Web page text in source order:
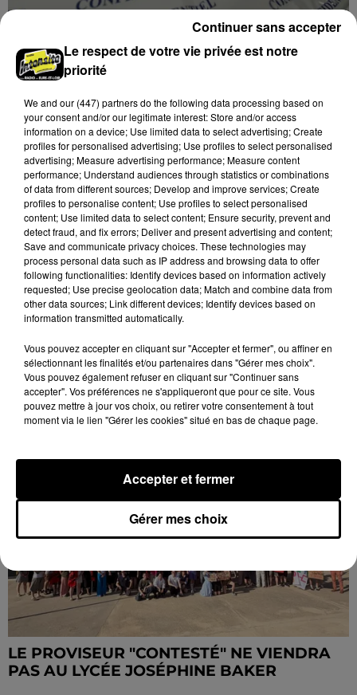
86,7 % DES 4 468 CANDIDATS EURÉLIENS
DÉCROCHENT LEUR BAC
🔊 26 MILLIONS D'EUROS POUR RÉNOVER
LE COLLÈGE LE PLUS VÉTUSTE...
LE PROVISEUR "CONTESTÉ" NE VIENDRA
PAS AU LYCÉE JOSÉPHINE BAKER
Le respect de votre vie privée est notre
priorité
We and our (447) partnersdo the following data processing based on
your consent and/or our legitimate interest: Store and/or access
information on a device; Use limited data to select advertising; Create
profiles for personalised advertising; Use profiles to select personalised
advertising; Measure advertising performance; Measure content
performance; Understand audiences through statistics or combinations
of data from different sources; Develop and improve services; Create
profiles to personalise content; Use profiles to select personalised
content; Use limited data to select content; Ensure security, prevent and
detect fraud, and fix errors; Deliver and present advertising and content;
Save and communicate privacy choices. These technologies may
process personal data such as IP address and browsing data to offer
following functionalities: Identify devices based on information actively
requested; Use precise geolocation data; Match and combine data from
other data sources; Link different devices; Identify devices based on
information transmitted automatically.
Vous pouvez accepter en cliquant sur "Accepter et fermer", ou affiner en
sélectionnant les finalités et/ou partenaires dans "Gérer mes choix".
Vous pouvez également refuser en cliquant sur "Continuer sans
accepter". Vos préférences ne s'appliqueront que pour ce site. Vous
pouvez mettre à jour vos choix, ou retirer votre consentement à tout
moment via le lien "Gérer les cookies" situé en bas de chaque page.
Gérer mes choix
Accepter et fermer
Continuer sans accepter